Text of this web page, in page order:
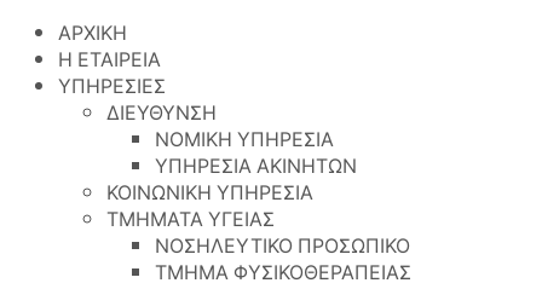
ΑΡΧΙΚΗ
Η ΕΤΑΙΡΕΙΑ
ΥΠΗΡΕΣΙΕΣ
ΔΙΕΥΘΥΝΣΗ
ΝΟΜΙΚΗ ΥΠΗΡΕΣΙΑ
ΥΠΗΡΕΣΙΑ ΑΚΙΝΗΤΩΝ
ΚΟΙΝΩΝΙΚΗ ΥΠΗΡΕΣΙΑ
ΤΜΗΜΑΤΑ ΥΓΕΙΑΣ
ΝΟΣΗΛΕΥΤΙΚΟ ΠΡΟΣΩΠΙΚΟ
ΤΜΗΜΑ ΦΥΣΙΚΟΘΕΡΑΠΕΙΑΣ